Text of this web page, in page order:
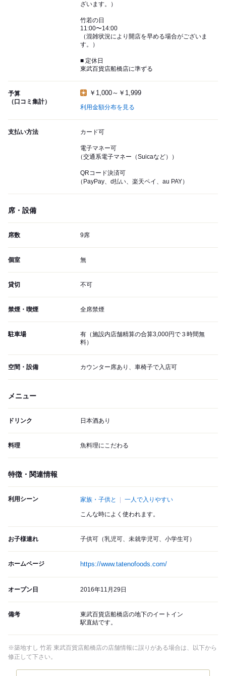
ざいます。）
竹若の日
11:00〜14:00
（混雑状況により開店を早める場合がございま
す。）
■ 定休日
東武百貨店船橋店に準ずる
予算
（口コミ集計）
￥1,000～￥1,999
利用金額分布を見る
支払い方法 カード可
電子マネー可
（交通系電子マネー（Suicaなど））
QRコード決済可
（PayPay、d払い、楽天ペイ、au PAY）
席・設備
席数 9席
個室 無
貸切 不可
禁煙・喫煙 全席禁煙
駐車場
有（施設内店舗精算の合算3,000円で３時間無
料）
空間・設備 カウンター席あり、車椅子で入店可
メニュー
ドリンク 日本酒あり
料理 魚料理にこだわる
特徴・関連情報
利用シーン 家族・子供と 一人で入りやすい
こんな時によく使われます。
お子様連れ 子供可（乳児可、未就学児可、小学生可）
ホームページ https://www.tatenofoods.com/
オープン日 2016年11月29日
備考
東武百貨店船橋店の地下のイートイン
駅直結です。
※築地すし 竹若 東武百貨店船橋店の店舗情報に誤りがある場合は、以下から
修正して下さい。